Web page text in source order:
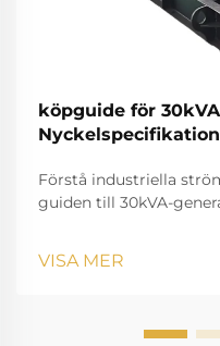
köpguide för
Förstå industriella
guiden till 30kVA-
sticker en 30kVA-
VISA MER